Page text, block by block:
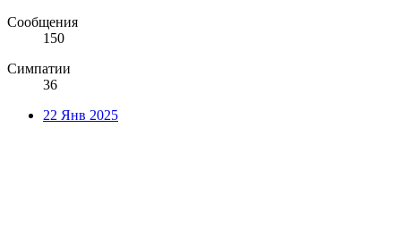
Сообщения
150
Симпатии
36
22 Янв 2025